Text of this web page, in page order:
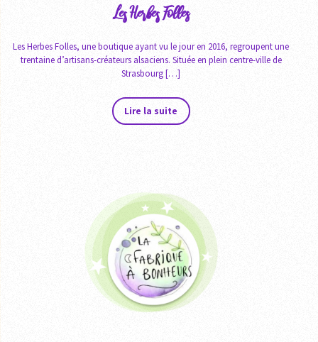
Les Herbes Folles
Les Herbes Folles, une boutique ayant vu le jour en 2016, regroupent une
trentaine d’artisans-créateurs alsaciens. Située en plein centre-ville de
Strasbourg […]
Lire la suite